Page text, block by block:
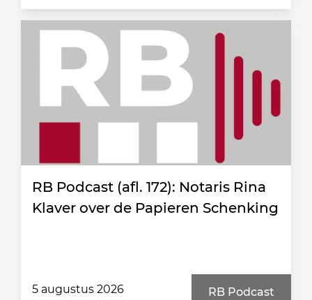
RB Podcast (afl. 172): Notaris Rina
Klaver over de Papieren Schenking
5 augustus 2026 RB Podcast